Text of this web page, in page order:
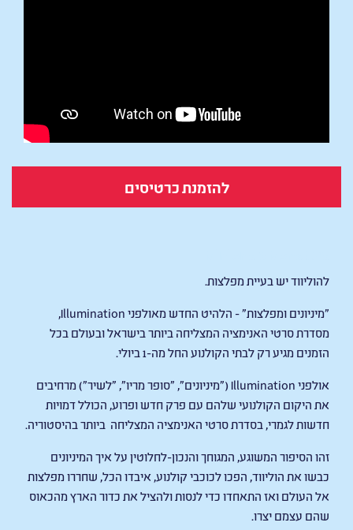
להזמנת כרטיסים
להוליווד יש בעיית מפלצות.
מסדרת סרטי האנימציה המצליחה ביותר בישראל ובעולם בכל
הזמנים מגיע רק לבתי הקולנוע החל מה-1 ביולי.
אולפני Illumination ("מיניונים", "סופר מריו", "לשיר") מרחיבים
את היקום הקולנועי שלהם עם פרק חדש ופרוע, הכולל דמויות
חדשות לגמרי, בסדרת סרטי האנימציה המצליחה ביותר בהיסטוריה.
זהו הסיפור המשוגע, המגוחך והנכון-לחלוטין על איך המיניונים
כבשו את הוליווד, הפכו לכוכבי קולנוע, איבדו הכל, שחררו מפלצות
אל העולם ואז התאחדו כדי לנסות ולהציל את כדור הארץ מהכאוס
שהם עצמם יצרו.